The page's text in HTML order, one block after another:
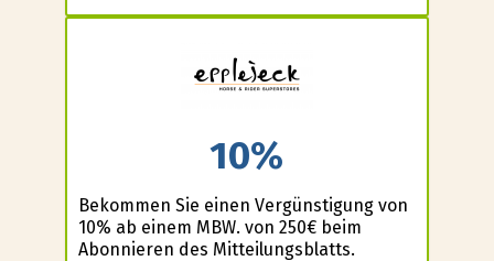
10%
Bekommen Sie einen Vergünstigung von
10% ab einem MBW. von 250€ beim
Abonnieren des Mitteilungsblatts.